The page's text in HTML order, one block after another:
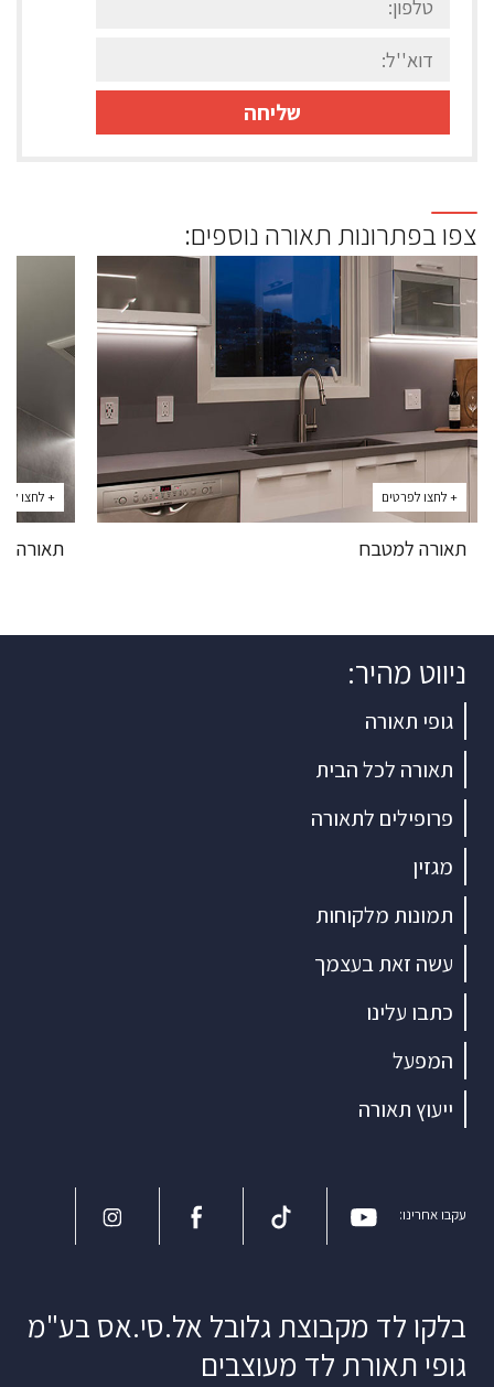
צפו בפתרונות תאורה נוספים:
+ לחצו לפרטים
תאורה למטבח
+ לחצו
תאורה
ניווט מהיר:
גופי תאורה
תאורה לכל הבית
פרופילים לתאורה
מגזין
תמונות מלקוחות
עשה זאת בעצמך
כתבו עלינו
המפעל
ייעוץ תאורה
עקבו אחרינו:
בלקו לד מקבוצת גלובל אל.סי.אס בע"מ
גופי תאורת לד מעוצבים